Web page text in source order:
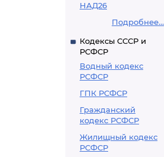
НАД26
Подробнее...
Кодексы СССР и
РСФСР
Водный кодекс
РСФСР
ГПК РСФСР
Гражданский
кодекс РСФСР
Жилищный кодекс
РСФСР